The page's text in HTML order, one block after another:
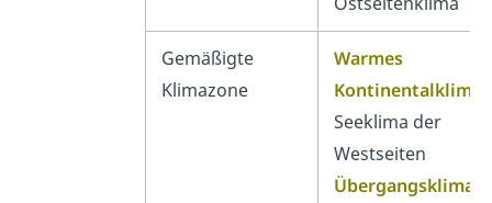
Gemäßigte
Klimazone
Warmes
Kontinentalklima
Seeklima der
Westseiten
Übergangsklima